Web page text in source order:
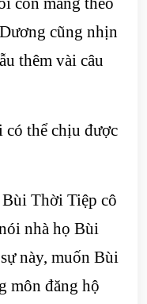
cũng nhịn
thêm vài câu
có thể chịu được
Thời Tiệp cô
nhà họ Bùi
này, muốn Bùi
môn đăng hộ